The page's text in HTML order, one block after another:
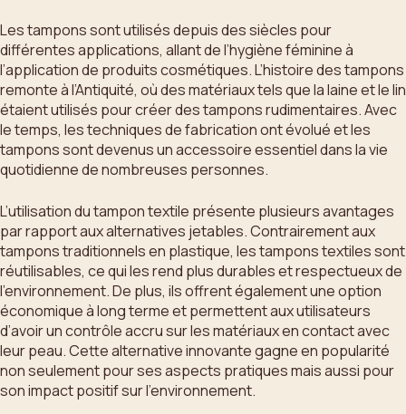
Les tampons sont utilisés depuis des siècles pour
différentes applications, allant de l’hygiène féminine à
l’application de produits cosmétiques. L’histoire des tampons
remonte à l’Antiquité, où des matériaux tels que la laine et le lin
étaient utilisés pour créer des tampons rudimentaires. Avec
le temps, les techniques de fabrication ont évolué et les
tampons sont devenus un accessoire essentiel dans la vie
quotidienne de nombreuses personnes.
L’utilisation du tampon textile présente plusieurs avantages
par rapport aux alternatives jetables. Contrairement aux
tampons traditionnels en plastique, les tampons textiles sont
réutilisables, ce qui les rend plus durables et respectueux de
l’environnement. De plus, ils offrent également une option
économique à long terme et permettent aux utilisateurs
d’avoir un contrôle accru sur les matériaux en contact avec
leur peau. Cette alternative innovante gagne en popularité
non seulement pour ses aspects pratiques mais aussi pour
son impact positif sur l’environnement.